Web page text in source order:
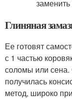
Глиняная
Ее готовят
с 1 частью
соломы или
получилась
метод, широко